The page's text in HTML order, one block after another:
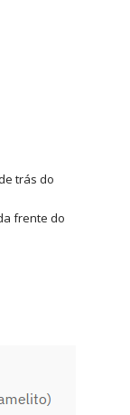
trás do
frente do